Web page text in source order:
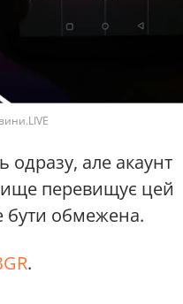
одразу, але акаунт
перевищує цей
бути обмежена.
.